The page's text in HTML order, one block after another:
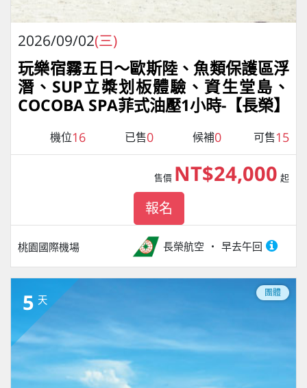
2026/09/02(三)
玩樂宿霧五日～歐斯陸、魚類保護區浮
潛、SUP立槳划板體驗、資生堂島、
COCOBA SPA菲式油壓1小時-【長榮】
機位16 已售0 候補0 可售15
桃園國際機場 長榮航空 早去午回
售價 NT$24,000 起
報名
5 天
團體